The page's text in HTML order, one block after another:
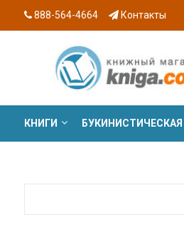
888-564-4664 Контакты
КНИГИ